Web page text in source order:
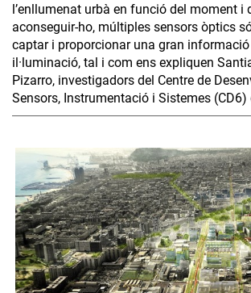
l’enllumenat urbà en funció del moment i
aconseguir-ho, múltiples sensors òptics
captar i proporcionar una gran
il·luminació, tal i com ens expliquen
Pizarro, investigadors del Centre de
Sensors, Instrumentació i Sistemes (CD6)